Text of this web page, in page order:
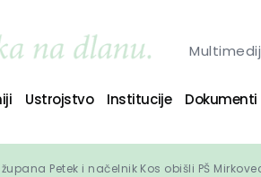
Ustrojstvo Institucije Dokumenti
Petek i načelnik Kos obišli PŠ